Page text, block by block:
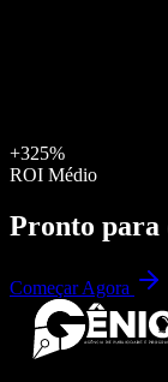
+325%
ROI Médio
Pronto
Começar Agora